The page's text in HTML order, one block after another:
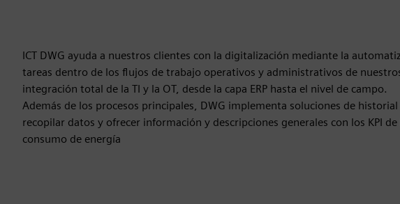
ICT DWG ayuda a nuestros clientes con la digitalización mediante la
tareas dentro de los flujos de trabajo operativos y administrativos de
integración total de la TI y la OT, desde la capa ERP hasta el nivel de campo.
Además de los procesos principales, DWG implementa soluciones de
recopilar datos y ofrecer información y descripciones generales con los KPI
consumo de energía